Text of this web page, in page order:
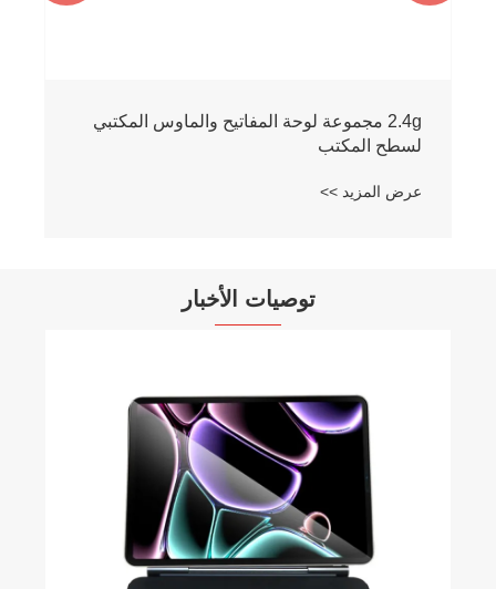
2.4g مجموعة لوحة المفاتيح والماوس المكتبي
لسطح المكتب
عرض المزيد >>
توصيات الأخبار